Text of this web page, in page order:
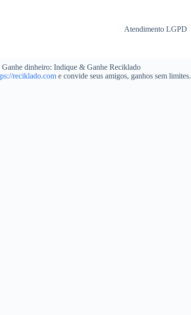
Atendimento LGPD
dinheiro: Indique & Ganhe Reciklado
reciklado.come convide seus amigos, ganhos sem limites.